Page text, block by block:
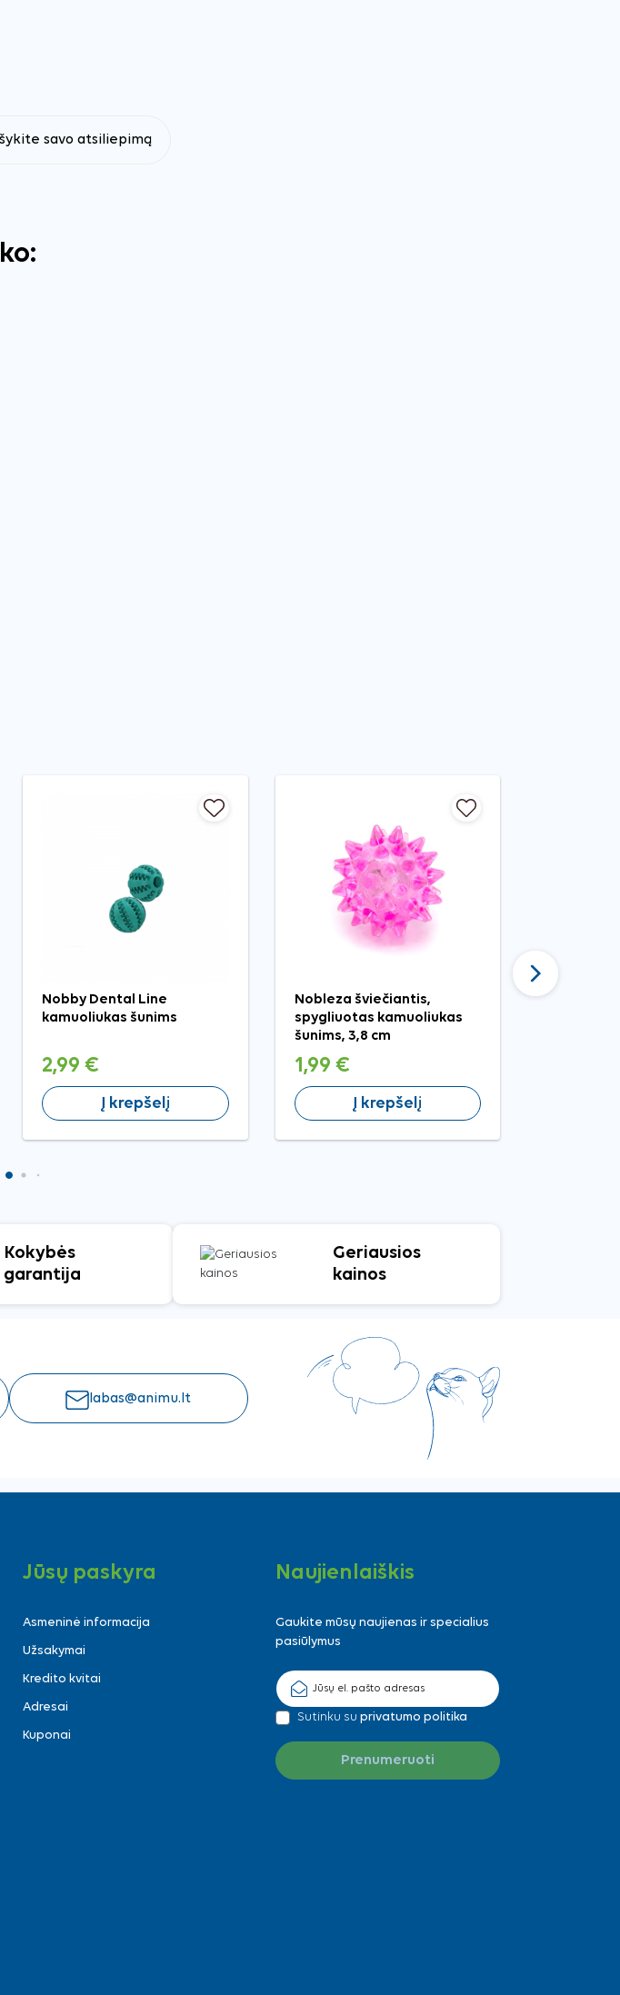
savo atsiliepimą
Nobby Dental Line
kamuoliukas šunims
2,99 €
Į krepšelį
Nobleza šviečiantis,
spygliuotas kamuoliukas
šunims, 3,8 cm
1,99 €
Į krepšelį
Kokybės
garantija
Geriausios
kainos
labas@animu.lt
Jūsų paskyra
Asmeninė informacija
Užsakymai
Kredito kvitai
Adresai
Kuponai
Naujienlaiškis
Gaukite mūsų naujienas ir specialius
pasiūlymus
Sutinku su privatumo politika